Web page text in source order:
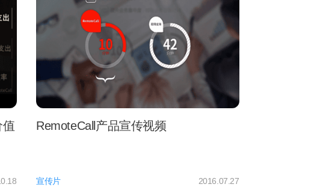
值 RemoteCall产品宣传视频
宣传片 2016.07.27